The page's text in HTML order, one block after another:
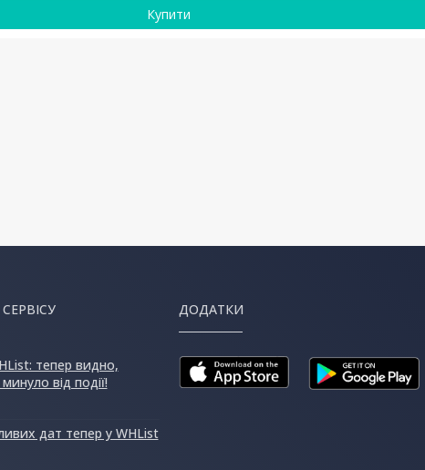
Купити
тепер видно,
від події!
дат тепер у WHList
ДОДАТКИ